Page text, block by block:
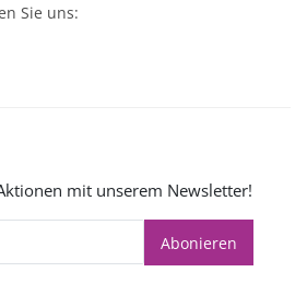
Sie uns:
mit unserem Newsletter!
Abonieren